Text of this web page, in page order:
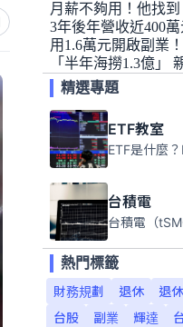
月薪不夠用！他找到
3年後年營收近400
用1.6萬元開啟副業
「半年海撈1.3億」
精選專題
ETF教室
台積電
熱門標籤
財務規劃
退休 退
台股
副業 輝達